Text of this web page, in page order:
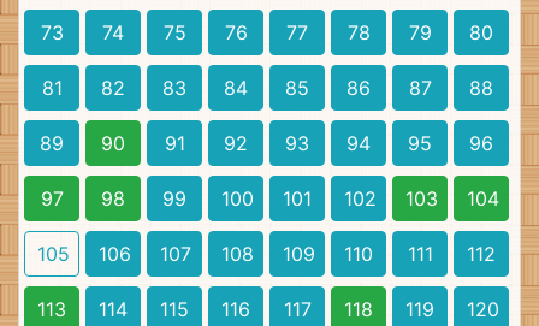
73 74 75 76 77 78 79 80
81 82 83 84 85 86 87 88
89 90 91 92 93 94 95 96
97 98 99 100 101 102 103 104
105 106 107 108 109 110 111 112
113 114 115 116 117 118 119 120